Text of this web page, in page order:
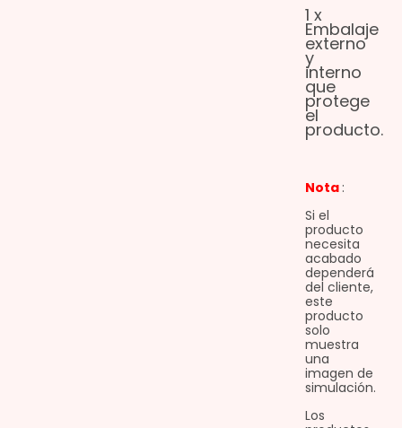
1 x
Embalaje
externo
y
interno
que
protege
el
producto.
Nota :
Si el
producto
necesita
acabado
dependerá
del cliente,
este
producto
solo
muestra
una
imagen de
simulación.
Los